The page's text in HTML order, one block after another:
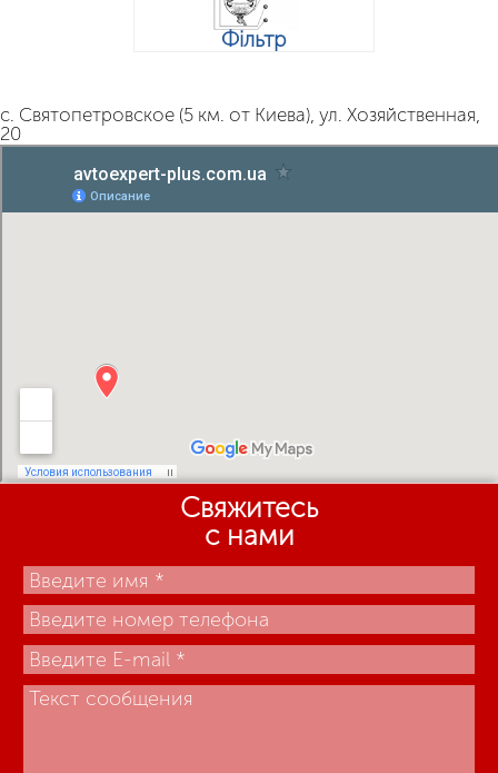
Фільтр
с. Святопетровское (5 км. от Киева), ул. Хозяйственная,
20
Свяжитесь
с нами